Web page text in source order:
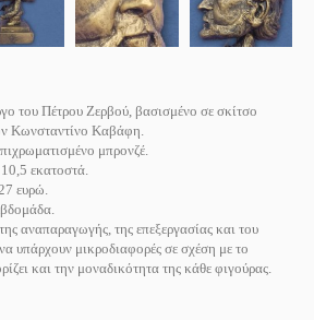
του Πέτρου Ζερβού, βασισμένο σε σκίτσο
Κωνσταντίνο Καβάφη.
μπρονζέ.
εκατοστά.
ευρώ.
αναπαραγωγής, της επεξεργασίας και του
υπάρχουν μικροδιαφορές σε σχέση με το
και την μοναδικότητα της κάθε φιγούρας.